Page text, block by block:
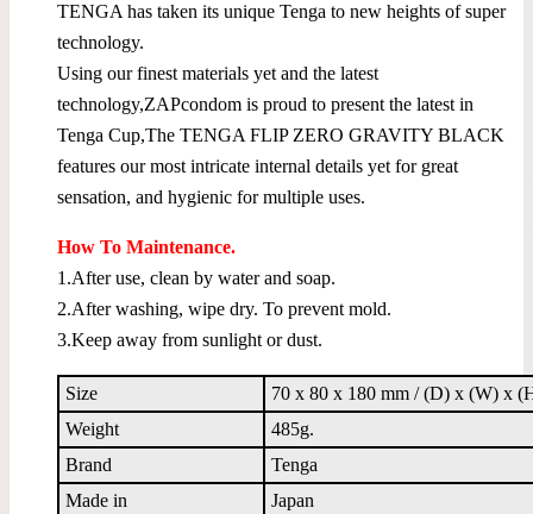
TENGA has taken its unique Tenga to new heights of super
technology.
Using our finest materials yet and the latest
technology,ZAPcondom is proud to present the latest in
Tenga Cup,The TENGA FLIP ZERO GRAVITY BLACK
features our most intricate internal details yet for great
sensation, and hygienic for multiple uses.
How To Maintenance.
1.After use, clean by water and soap.
2.After washing, wipe dry. To prevent mold.
3.Keep away from sunlight or dust.
Size
70 x 80 x 180 mm / (D) x (W) x
Weight
485g.
Brand
Tenga
Made in
Japan